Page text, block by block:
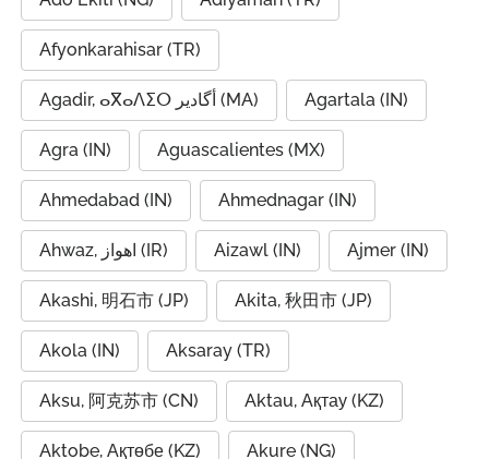
Afyonkarahisar (TR)
Agadir, ⴰⴳⴰⴷⵉⵔ أگادیر (MA) Agartala (IN)
Agra (IN) Aguascalientes (MX)
Ahmedabad (IN) Ahmednagar (IN)
Ahwaz, اهواز (IR) Aizawl (IN) Ajmer (IN)
Akashi, 明石市 (JP) Akita, 秋田市 (JP)
Akola (IN) Aksaray (TR)
Aksu, 阿克苏市 (CN) Aktau, Ақтау (KZ)
Aktobe, Ақтөбе (KZ) Akure (NG)